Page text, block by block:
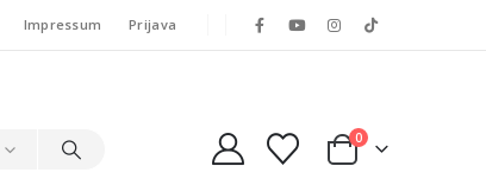
Impressum Prijava
0